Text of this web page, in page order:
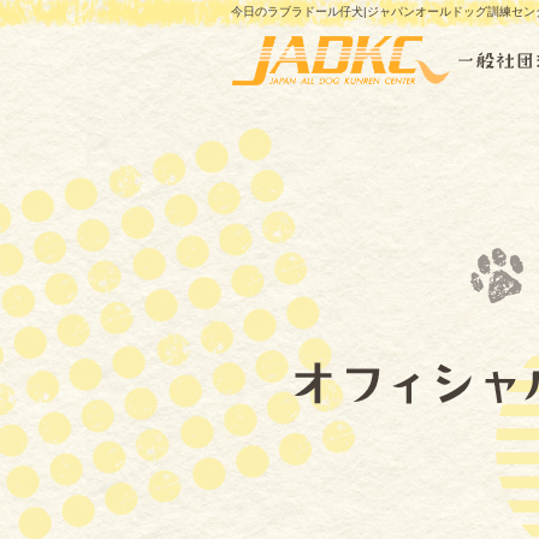
今日のラブラドール仔犬|ジャパンオールドッグ訓練セン